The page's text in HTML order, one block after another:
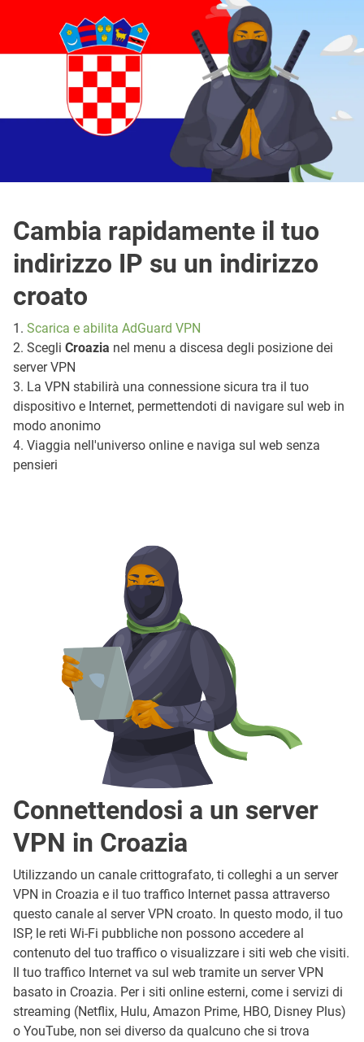
Cambia rapidamente il tuo
indirizzo IP su un indirizzo
croato
1. Scarica e abilita AdGuard VPN
2. Scegli Croazia nel menu a discesa degli posizione dei
server VPN
3. La VPN stabilirà una connessione sicura tra il tuo
dispositivo e Internet, permettendoti di navigare sul web in
modo anonimo
4. Viaggia nell'universo online e naviga sul web senza
pensieri
Connettendosi a un server
VPN in Croazia
Utilizzando un canale crittografato, ti colleghi a un server
VPN in Croazia e il tuo traffico Internet passa attraverso
questo canale al server VPN croato. In questo modo, il tuo
ISP, le reti Wi-Fi pubbliche non possono accedere al
contenuto del tuo traffico o visualizzare i siti web che visiti.
Il tuo traffico Internet va sul web tramite un server VPN
basato in Croazia. Per i siti online esterni, come i servizi di
streaming (Netflix, Hulu, Amazon Prime, HBO, Disney Plus)
o YouTube, non sei diverso da qualcuno che si trova